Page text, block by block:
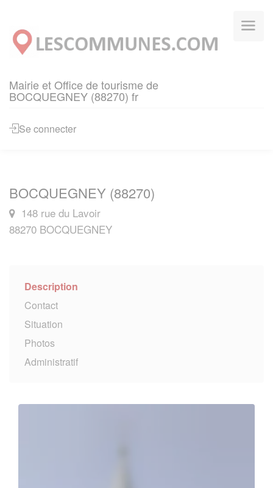
Mairie et Office de tourisme de
BOCQUEGNEY (88270) fr
Se connecter
BOCQUEGNEY (88270)
148 rue du Lavoir
88270 BOCQUEGNEY
Description
Contact
Situation
Photos
Administratif